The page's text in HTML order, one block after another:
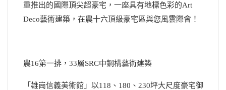
重推出的國際頂尖超豪宅，一座具有地標色彩的Art
Deco藝術建築，在農十六頂級豪宅區與您風雲際會！
農16第一排，33層SRC中鋼構藝術建築
「雄崗信義美術館」以118、180、230坪大尺度豪宅御